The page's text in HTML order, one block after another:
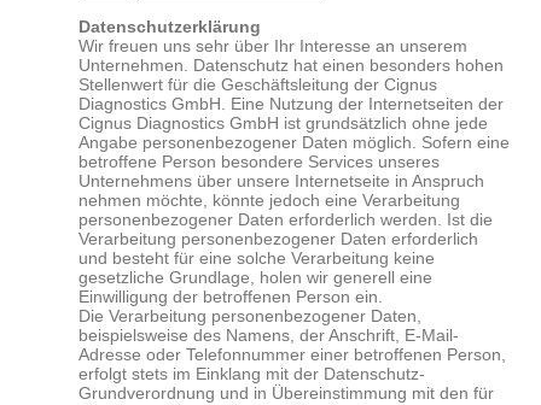
Datenschutzerklärung
Wir freuen uns sehr über Ihr Interesse an unserem
Unternehmen. Datenschutz hat einen besonders hohen
Stellenwert für die Geschäftsleitung der Cignus
Diagnostics GmbH. Eine Nutzung der Internetseiten der
Cignus Diagnostics GmbH ist grundsätzlich ohne jede
Angabe personenbezogener Daten möglich. Sofern eine
betroffene Person besondere Services unseres
Unternehmens über unsere Internetseite in Anspruch
nehmen möchte, könnte jedoch eine Verarbeitung
personenbezogener Daten erforderlich werden. Ist die
Verarbeitung personenbezogener Daten erforderlich
und besteht für eine solche Verarbeitung keine
gesetzliche Grundlage, holen wir generell eine
Einwilligung der betroffenen Person ein.
Die Verarbeitung personenbezogener Daten,
beispielsweise des Namens, der Anschrift, E-Mail-
Adresse oder Telefonnummer einer betroffenen Person,
erfolgt stets im Einklang mit der Datenschutz-
Grundverordnung und in Übereinstimmung mit den für